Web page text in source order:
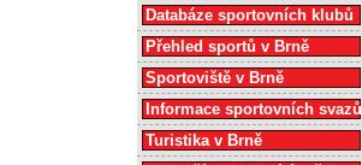
Databáze sportovních klubů
Přehled sportů v Brně
Sportoviště v Brně
Informace sportovních svazů
Turistika v Brně